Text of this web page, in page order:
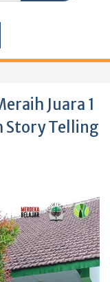
Juara 1
Story Telling